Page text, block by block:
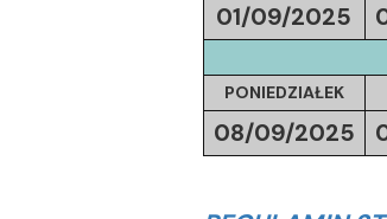
01/09/2025
PONIEDZIAŁEK
08/09/2025